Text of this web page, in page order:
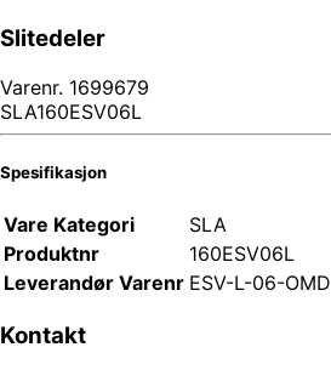
Slitedeler
Varenr. 1699679
SLA160ESV06L
Spesifikasjon
Vare Kategori
SLA
Produktnr
160ESV06L
Leverandør Varenr ESV-L-06-OMD
Kontakt